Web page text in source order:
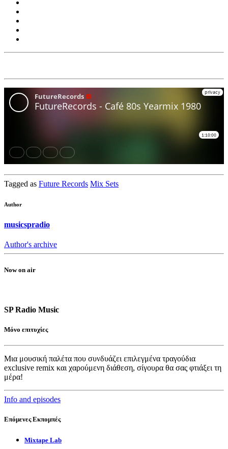
Tagged as Future Records Mix Sets
Author
musicspradio
Author's archive
Now on air
SP Radio Music
Μόνο επιτυχίες
Μια μουσική παλέτα που συνδυάζει επιλεγμένα τραγούδια
exclusive remix και χαρούμενη διάθεση, σίγουρα θα σας φτιάξει τη
μέρα!
Info and episodes
Επόμενες Εκπομπές
Mixtape Lab